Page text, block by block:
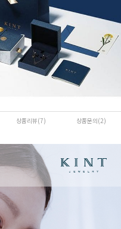
상품리뷰(7) 상품문의(2)